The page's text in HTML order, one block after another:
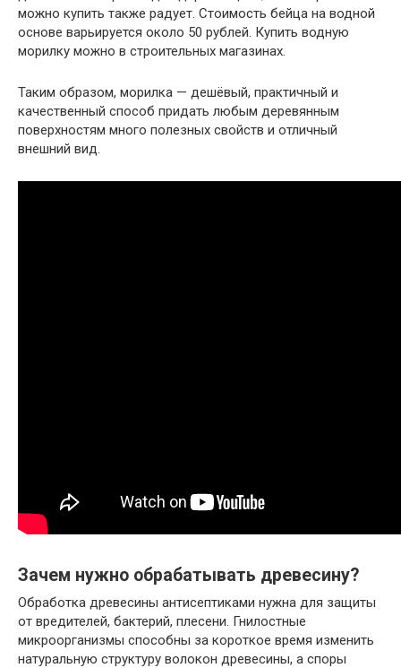
можно купить также радует. Стоимость бейца на водной
основе варьируется около 50 рублей. Купить водную
морилку можно в строительных магазинах.
Таким образом, морилка — дешёвый, практичный и
качественный способ придать любым деревянным
поверхностям много полезных свойств и отличный
внешний вид.
Зачем нужно обрабатывать древесину?
Обработка древесины антисептиками нужна для защиты
от вредителей, бактерий, плесени. Гнилостные
микроорганизмы способны за короткое время изменить
натуральную структуру волокон древесины, а споры